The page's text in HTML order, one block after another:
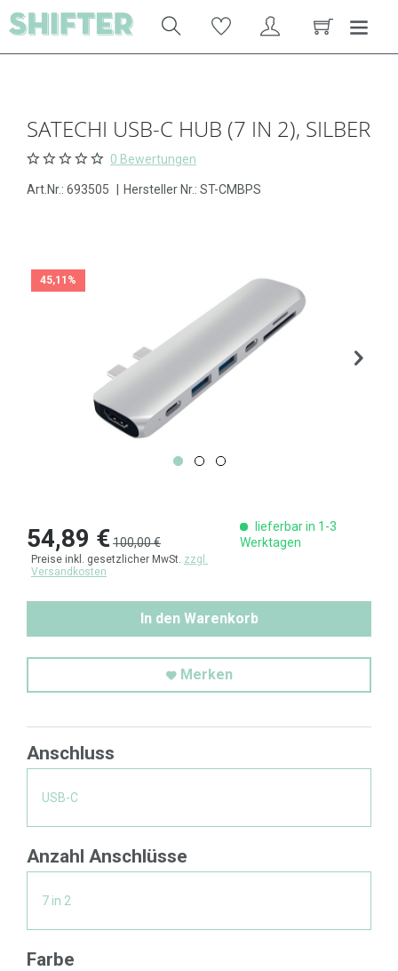
SATECHI USB-C HUB (7 IN 2), SILBER
0 Bewertungen
Art.Nr.: 693505 Hersteller Nr.: ST-CMBPS
45,11%
54,89 €100,00 €
Preise inkl. gesetzlicher MwSt. zzgl.
Versandkosten
lieferbar in 1-3
Werktagen
In den Warenkorb
Merken
Anschluss
USB-C
Anzahl Anschlüsse
7 in 2
Farbe